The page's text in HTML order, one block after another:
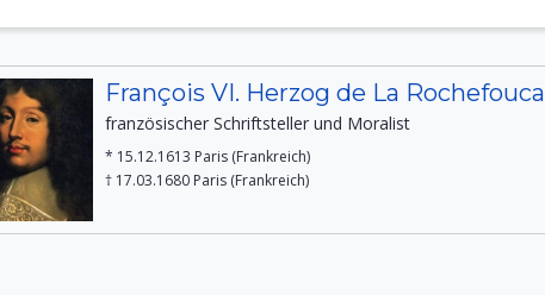
François VI. Herzog de La
französischer Schriftsteller und Moralist
* 15.12.1613 Paris (Frankreich)
† 17.03.1680 Paris (Frankreich)